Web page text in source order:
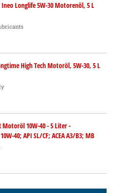
Longlife 5W-30 Motorenöl, 5 L
High Tech Motoröl, 5W-30, 5 L
Motoröl 10W-40 - 5 Liter -
40; API SL/CF; ACEA A3/B3; MB